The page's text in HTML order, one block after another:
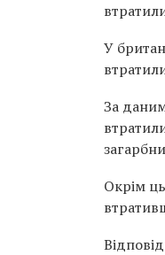
У
За
Окрім